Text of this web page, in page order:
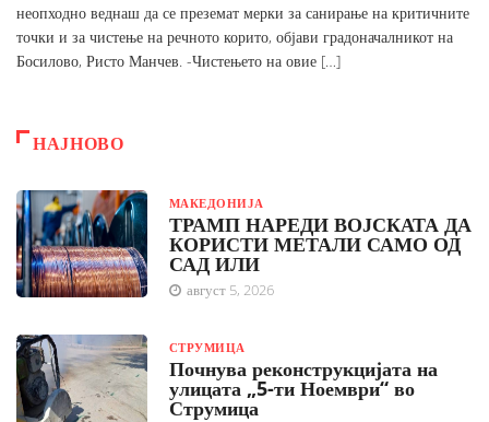
неопходно веднаш да се преземат мерки за санирање на критичните
точки и за чистење на речното корито, објави градоначалникот на
Босилово, Ристо Манчев. -Чистењето на овие […]
НАЈНОВО
МАКЕДОНИЈА
ТРАМП НАРЕДИ ВОЈСКАТА ДА
КОРИСТИ МЕТАЛИ САМО ОД
САД ИЛИ
август 5, 2026
СТРУМИЦА
Почнува реконструкцијата на
улицата „5-ти Ноември“ во
Струмица